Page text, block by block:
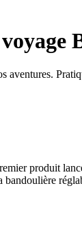
aventures.
produit
bandoulière